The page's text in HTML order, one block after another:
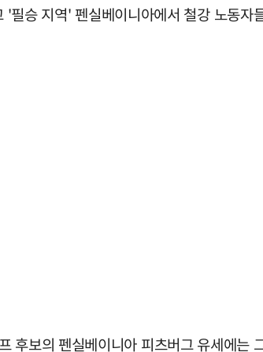
승 지역' 펜실베이니아에서 철강 노동
후보의 펜실베이니아 피츠버그 유세에